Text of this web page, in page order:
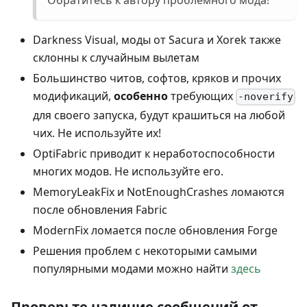
Darkness Visual, моды от Sacura и Xorek также
склонны к случайным вылетам
Большинство читов, софтов, кряков и прочих
модификаций, особеннотребующих -noverify
для своего запуска, будут крашиться на любой
чих. Не используйте их!
OptiFabric приводит к неработоспособности
многих модов. Не используйте его.
MemoryLeakFix и NotEnoughCrashes ломаются
после обновления Fabric
ModernFix ломается после обновления Forge
Решения проблем с некоторыми самыми
популярными модами можно найти здесь